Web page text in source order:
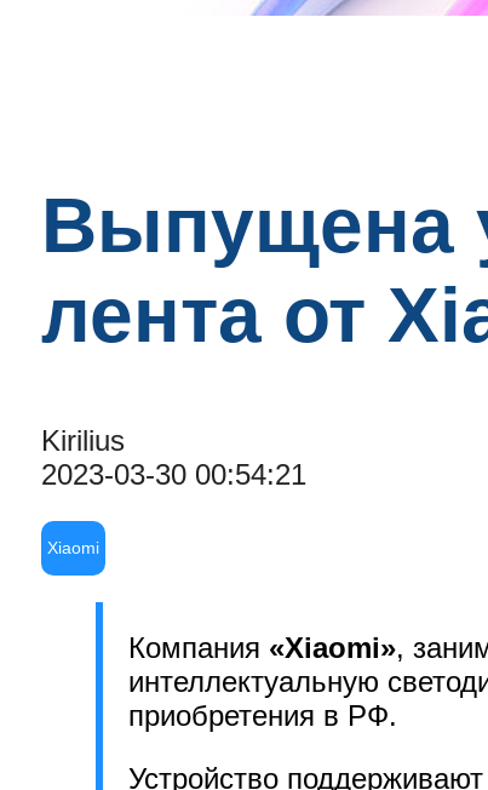
Выпущена
лента от
Kirilius
2023-03-30 00:54:21
Xiaomi
Компания «Xiaomi»,
интеллектуальную
приобретения в РФ.
Устройство